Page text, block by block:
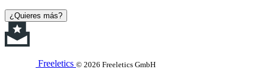
¿Quieres más?
Freeletics © 2026 Freeletics GmbH